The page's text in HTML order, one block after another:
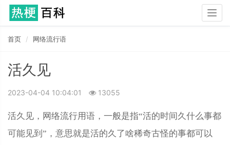
首页 网络流行语
活久见
2023-04-04 10:04:01 13055
活久见，网络流行用语，一般是指“活的时间久什么事都
可能见到”，意思就是活的久了啥稀奇古怪的事都可以